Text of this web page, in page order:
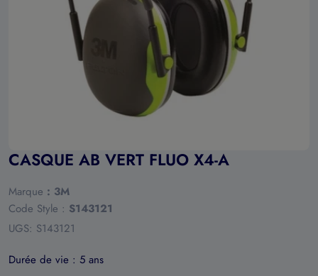
Ouvrir le média 0 en mode modal
CASQUE AB VERT FLUO X4-A
Marque : 3M
Code Style : S143121
UGS: S143121
Durée de vie : 5 ans